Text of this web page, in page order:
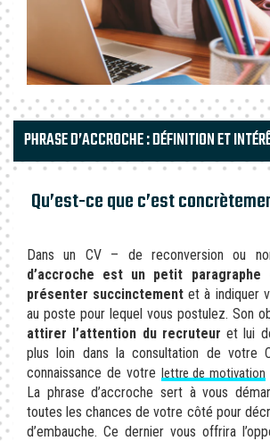
PHRASE D’ACCROCHE : DÉFINITION ET
Qu’est-ce que c’est
Dans un CV – de reconversion ou
d’accroche est un petit
présenter succinctement et à indiquer
au poste pour lequel vous postulez. Son
attirer l’attention du recruteur et lui
plus loin dans la consultation de votre
connaissance de votre lettre de motivation
La phrase d’accroche sert à vous
toutes les chances de votre côté pour
d’embauche. Ce dernier vous offrira